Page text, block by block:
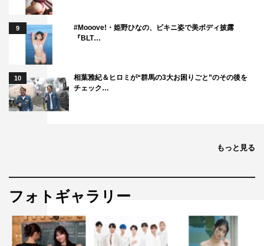
9
#Mooove!・姫野ひなの、ビキニ姿で美ボディ披露
『BLT…
10
相葉雅紀＆ヒロミが“群馬の3大お困りごと”のその後を
チェック…
もっと見る
フォトギャラリー